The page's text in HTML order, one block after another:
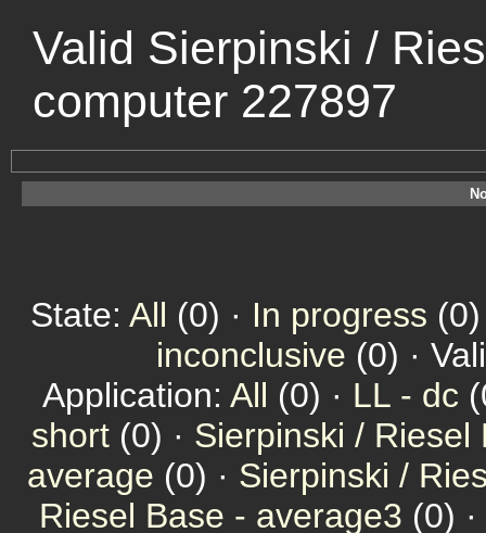
Valid Sierpinski /
computer 227897
State: All (0) · In progress
inconclusive (0) ·
Application: All (0) · LL - dc
short (0) · Sierpinski / Riesel
average (0) · Sierpinski /
Riesel Base - average3 (0) ·